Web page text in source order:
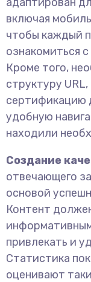
включая
чтобы каждый
ознакомиться
Кроме того,
структуру
сертификацию
удобную
находили
Создание
отвечающего
основой
Контент
привлекать и
Статистика
оценивают